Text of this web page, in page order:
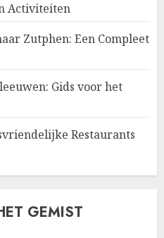
Activiteiten
Zutphen: Een Compleet
Gids voor het
Restaurants
GEMIST